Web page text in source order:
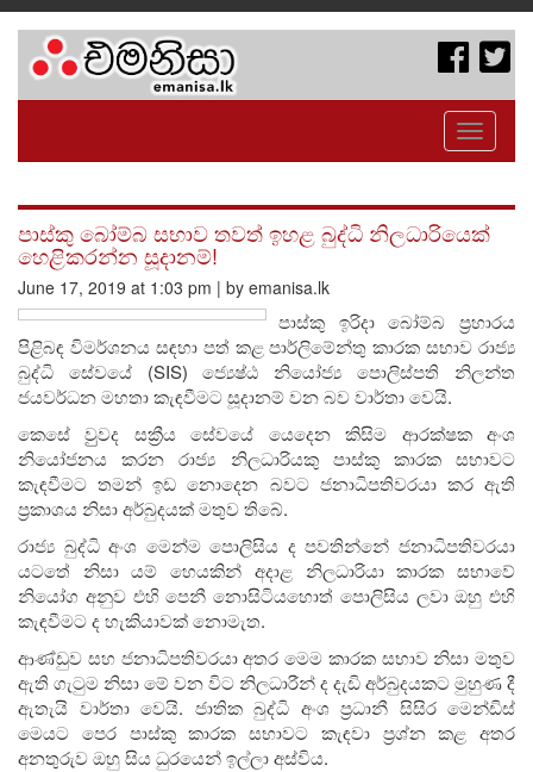
Toggle
පාස්කු බෝම්බ සභාව තවත් ඉහළ බුද්ධි නිලධාරියෙක්
හෙළිකරන්න සූදානම්!
June 17, 2019 at 1:03 pm | by emanisa.lk
පාස්කු ඉරිදා බෝම්බ ප්‍රහාරය
පිළිබඳ විමර්ශනය සඳහා පත් කළ පාර්ලිමේන්තු කාරක සභාව රාජ්‍ය
බුද්ධි සේවයේ (SIS) ජ්‍යෙෂ්ඨ නියෝජ්‍ය පොලිස්පති නිලන්ත
ජයවර්ධන මහතා කැඳවීමට සූදානම් වන බව වාර්තා වෙයි.
කෙසේ වුුවද සක්‍රීය සේවයේ යෙදෙන කිසිම ආරක්ෂක අංශ
නියෝජනය කරන රාජ්‍ය නිලධාරියකු පාස්කු කාරක සභාවට
කැඳවීමට තමන් ඉඩ නොදෙන බවට ජනාධිපතිවරයා කර ඇති
ප්‍රකාශය නිසා අර්බුදයක් මතුව තිබේ.
රාජ්‍ය බුද්ධි අංශ මෙන්ම පොලිසිය ද පවතින්නේ ජනාධිපතිවරයා
යටතේ නිසා යම් හෙයකින් අදාළ නිලධාරියා කාරක සභාවේ
නියෝග අනුව එහි පෙනී නොසිටියහොත් පොලිසිය ලවා ඔහු එහි
කැඳවීමට ද හැකියාවක් නොමැත.
ආණ්ඩුව සහ ජනාධිපතිවරයා අතර මෙම කාරක සභාව නිසා මතුව
ඇති ගැටුම නිසා මේ වන විට නිලධාරීන් ද දැඩි අර්බුදයකට මුහුණ දී
ඇතැයි වාර්තා වෙයි. ජාතික බුද්ධි අංශ ප්‍රධානී සිසිර මෙන්ඩිස්
මෙයට පෙර පාස්කු කාරක සභාවට කැඳවා ප්‍රශ්න කළ අතර
අනතුරුව ඔහු සිය ධුරයෙන් ඉල්ලා අස්විය.